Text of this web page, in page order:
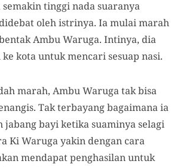
tinggi nada suaranya
oleh istrinya. Ia mulai marah
Ambu Waruga. Intinya, dia
kota untuk mencari sesuap nasi.
marah, Ambu Waruga tak bisa
Tak terbayang bagaimana ia
bayi ketika suaminya selagi
Ki Waruga yakin dengan cara
mendapat penghasilan untuk